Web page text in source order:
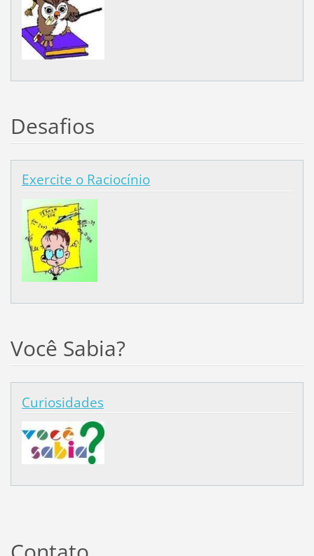
Desafios
Exercite o Raciocínio
Você Sabia?
Curiosidades